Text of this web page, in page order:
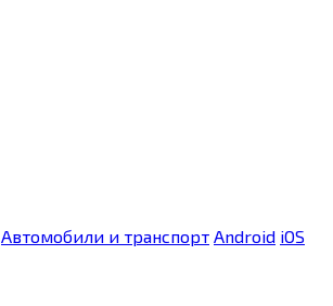
Автомобили и транспорт Android iOS